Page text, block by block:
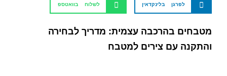
לפרגן בלינקדאין לשלוח בוואטספ
מטבחים בהרכבה עצמית: מדריך לבחירה
והתקנה עם צירים למטבח